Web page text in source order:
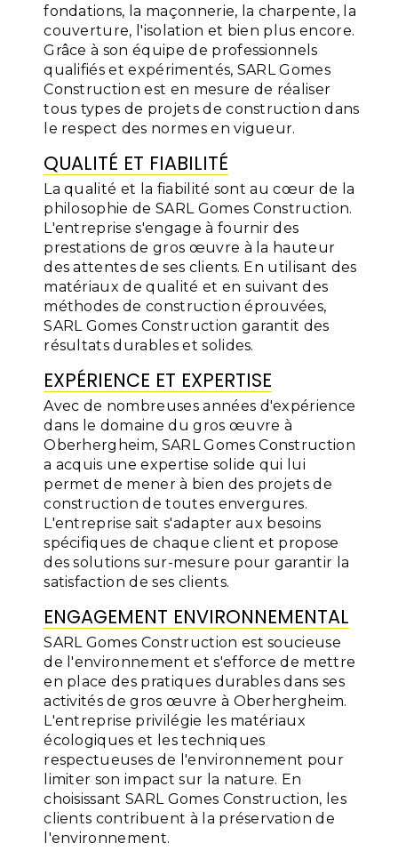
fondations, la maçonnerie, la charpente, la
couverture, l'isolation et bien plus encore.
Grâce à son équipe de professionnels
qualifiés et expérimentés, SARL Gomes
Construction est en mesure de réaliser
tous types de projets de construction dans
le respect des normes en vigueur.
QUALITÉ ET FIABILITÉ
La qualité et la fiabilité sont au cœur de la
philosophie de SARL Gomes Construction.
L'entreprise s'engage à fournir des
prestations de gros œuvre à la hauteur
des attentes de ses clients. En utilisant des
matériaux de qualité et en suivant des
méthodes de construction éprouvées,
SARL Gomes Construction garantit des
résultats durables et solides.
EXPÉRIENCE ET EXPERTISE
Avec de nombreuses années d'expérience
dans le domaine du gros œuvre à
Oberhergheim, SARL Gomes Construction
a acquis une expertise solide qui lui
permet de mener à bien des projets de
construction de toutes envergures.
L'entreprise sait s'adapter aux besoins
spécifiques de chaque client et propose
des solutions sur-mesure pour garantir la
satisfaction de ses clients.
ENGAGEMENT ENVIRONNEMENTAL
SARL Gomes Construction est soucieuse
de l'environnement et s'efforce de mettre
en place des pratiques durables dans ses
activités de gros œuvre à Oberhergheim.
L'entreprise privilégie les matériaux
écologiques et les techniques
respectueuses de l'environnement pour
limiter son impact sur la nature. En
choisissant SARL Gomes Construction, les
clients contribuent à la préservation de
l'environnement.